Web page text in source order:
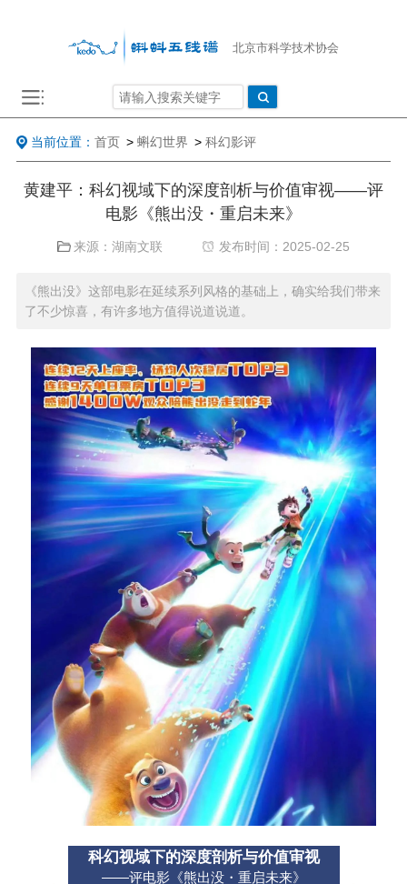
北京市科学技术协会
当前位置： 首页 > 蝌幻世界 > 科幻影评
黄建平：科幻视域下的深度剖析与价值审视——评
电影《熊出没・重启未来》
来源：湖南文联 发布时间：2025-02-25
《熊出没》这部电影在延续系列风格的基础上，确实给我们带来
了不少惊喜，有许多地方值得说道说道。
科幻视域下的深度剖析与价值审视
——评电影《熊出没・重启未来》